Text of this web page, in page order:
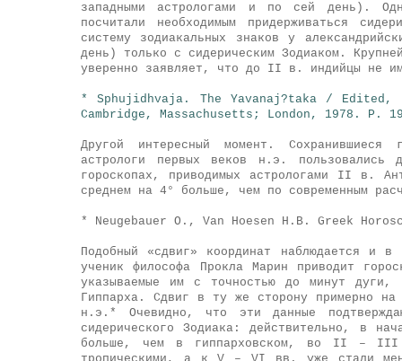
западными астрологами и по сей день).
посчитали необходимым придерживаться
систему зодиакальных знаков у
день) только с сидерическим Зодиаком.
уверенно заявляет, что до II в. индийцы не
* Sphujidhvaja. The Yavanaj?taka / Edited,
Cambridge, Massachusetts; London, 1978. P.
Другой интересный момент. Сохранившиеся
астрологи первых веков н.э.
гороскопах, приводимых астрологами II в.
среднем на 4° больше, чем по современным
* Neugebauer O., Van Hoesen H.B. Greek
Подобный «сдвиг» координат наблюдается и
ученик философа Прокла Марин приводит
указываемые им с точностью до минут
Гиппарха. Сдвиг в ту же сторону примерно
н.э.* Очевидно, что эти данные
сидерического Зодиака: действительно, в
больше, чем в гиппарховском, во II – III